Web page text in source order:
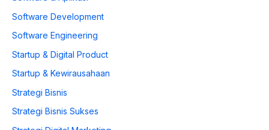
Software Development
Software Engineering
Startup & Digital Product
Startup & Kewirausahaan
Strategi Bisnis
Strategi Bisnis Sukses